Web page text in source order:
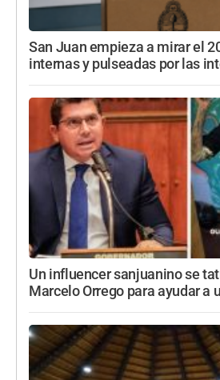
San Juan empieza a mirar el
internas y pulseadas por las
Un influencer sanjuanino se
Marcelo Orrego para ayudar a